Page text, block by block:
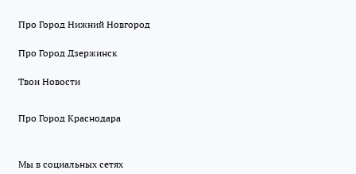
Про Город Нижний Новгород
Про Город Дзержинск
Твои Новости
Про Город Краснодара
Мы в социальных сетях